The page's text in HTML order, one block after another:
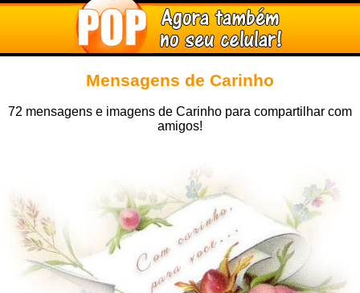
Mensagens de Carinho
72 mensagens e imagens de Carinho para compartilhar com
amigos!